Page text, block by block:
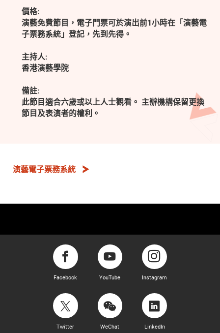
價格:
演藝免費節目，電子門票可於演出前1小時在「演藝電
子票務系統」登記，先到先得。
主持人:
香港演藝學院
備註:
此節目適合六歲或以上人士觀看。 主辦機構保留更換
節目及表演者的權利。
演藝電子票務系統
Facebook YouTube Instagram
Twitter WeChat LinkedIn